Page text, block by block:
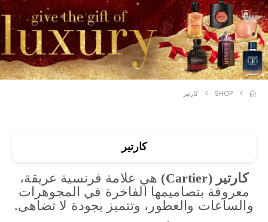
****
*
SHOP كارتير
كارتير
كارتير (Cartier)
هي علامة فرنسية عريقة،
معروفة بتصاميمها الفاخرة في المجوهرات
والساعات والعطور، وتتميز بجودة لا تضاهى.